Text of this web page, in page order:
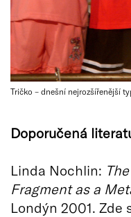
Tričko – dnešní nejrozšířenější
Doporučená
Linda Nochlin:
Fragment as a
Londýn 2001. Zde